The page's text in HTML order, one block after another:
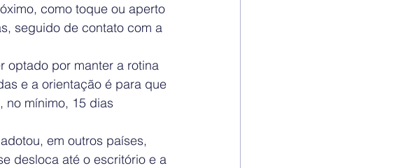
como toque ou aperto
seguido de contato com a
optado por manter a rotina
e a orientação é para que
no mínimo, 15 dias
em outros países,
desloca até o escritório e a